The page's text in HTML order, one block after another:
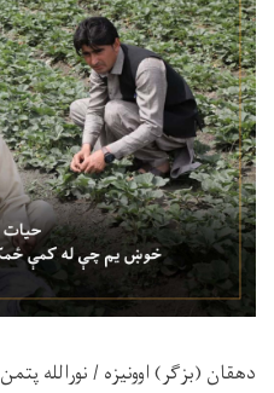
دهقان (بزګر) اوونیزه / نورالله پتمن